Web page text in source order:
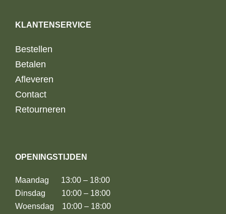
KLANTENSERVICE
Bestellen
Betalen
Afleveren
Contact
Retourneren
OPENINGSTIJDEN
Maandag 13:00 – 18:00
Dinsdag 10:00 – 18:00
Woensdag 10:00 – 18:00